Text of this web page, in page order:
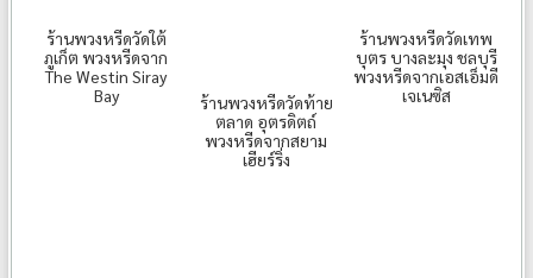
ร้านพวงหรีดวัดใต้
ภูเก็ต พวงหรีดจาก
The Westin Siray
Bay
ร้านพวงหรีดวัดท้าย
ตลาด อุตรดิตถ์
พวงหรีดจากสยาม
เฮียร์ริ่ง
ร้านพวงหรีดวัดเทพ
บุตร บางละมุง ชลบุรี
พวงหรีดจากเอสเอ็มดี
เจเนซิส